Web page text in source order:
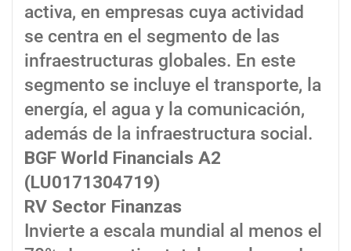
activa, en empresas cuya actividad
se centra en el segmento de las
infraestructuras globales. En este
segmento se incluye el transporte, la
energía, el agua y la comunicación,
además de la infraestructura social.
BGF World Financials A2
(LU0171304719)
RV Sector Finanzas
Invierte a escala mundial al menos el